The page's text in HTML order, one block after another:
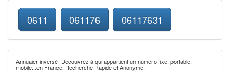
0611 061176 06117631
Annuaier inversé: Découvrez à qui appartient un numéro fixe, portable,
mobile...en France. Recherche Rapide et Anonyme.